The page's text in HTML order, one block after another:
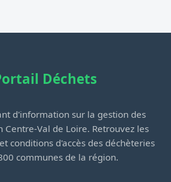
Déchets
d'information sur la gestion des
Centre-Val de Loire. Retrouvez les
conditions d'accès des déchèteries
communes de la région.